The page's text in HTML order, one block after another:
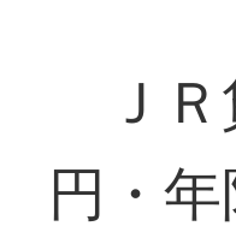
ＪＲ
円・